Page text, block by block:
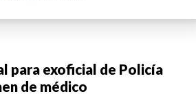
para exoficial de Policía
de médico